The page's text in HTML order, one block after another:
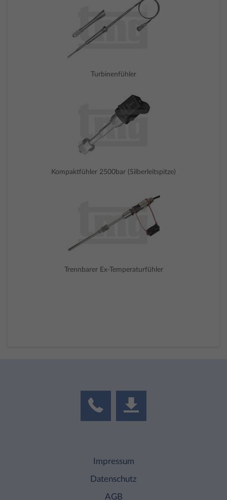
Turbinenfühler
Kompaktfühler 2500bar (Silberleitspitze)
Trennbarer Ex-Temperaturfühler
Impressum
Datenschutz
AGB